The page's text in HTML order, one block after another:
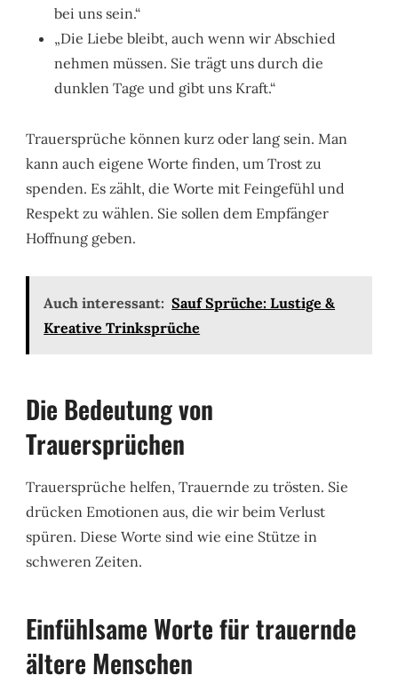
bei uns sein.“
„Die Liebe bleibt, auch wenn wir Abschied
nehmen müssen. Sie trägt uns durch die
dunklen Tage und gibt uns Kraft.“
Trauersprüche können kurz oder lang sein. Man
kann auch eigene Worte finden, um Trost zu
spenden. Es zählt, die Worte mit Feingefühl und
Respekt zu wählen. Sie sollen dem Empfänger
Hoffnung geben.
Auch interessant: Sauf Sprüche: Lustige &
Kreative Trinksprüche
Die Bedeutung von
Trauersprüchen
Trauersprüche helfen, Trauernde zu trösten. Sie
drücken Emotionen aus, die wir beim Verlust
spüren. Diese Worte sind wie eine Stütze in
schweren Zeiten.
Einfühlsame Worte für trauernde
ältere Menschen